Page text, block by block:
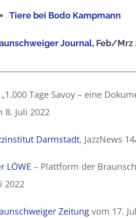
Tiere bei Bodo Kampmann
Journal, Feb/Mrz
Tage Savoy – eine
8. Juli 2022
Darmstadt, JazzNews
LÖWE – Plattform der
2022
Zeitung vom 17.